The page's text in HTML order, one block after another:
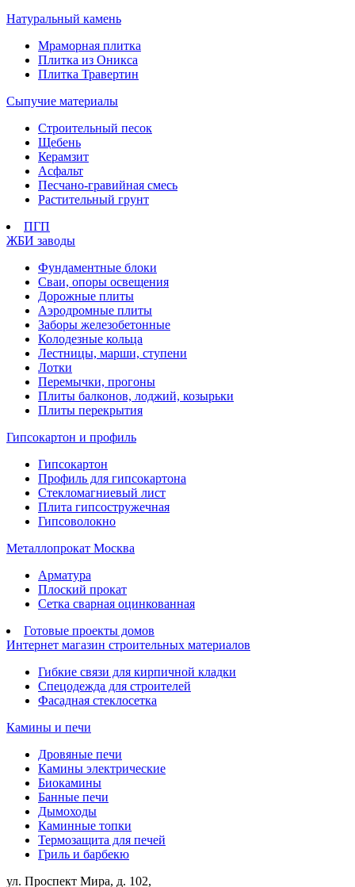
Натуральный камень
Мраморная плитка
Плитка из Оникса
Плитка Травертин
Сыпучие материалы
Строительный песок
Щебень
Керамзит
Асфальт
Песчано-гравийная смесь
Растительный грунт
ПГП
ЖБИ заводы
Фундаментные блоки
Сваи, опоры освещения
Дорожные плиты
Аэродромные плиты
Заборы железобетонные
Колодезные кольца
Лестницы, марши, ступени
Лотки
Перемычки, прогоны
Плиты балконов, лоджий, козырьки
Плиты перекрытия
Гипсокартон и профиль
Гипсокартон
Профиль для гипсокартона
Стекломагниевый лист
Плита гипсостружечная
Гипсоволокно
Металлопрокат Москва
Арматура
Плоский прокат
Сетка сварная оцинкованная
Готовые проекты домов
Интернет магазин строительных материалов
Гибкие связи для кирпичной кладки
Спецодежда для строителей
Фасадная стеклосетка
Камины и печи
Дровяные печи
Камины электрические
Биокамины
Банные печи
Дымоходы
Каминные топки
Термозащита для печей
Гриль и барбекю
ул. Проспект Мира, д. 102,